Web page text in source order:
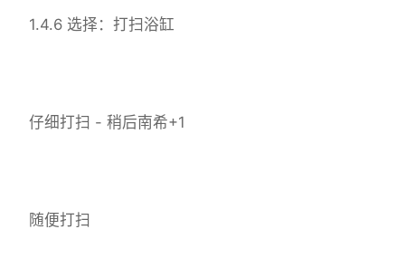
1.4.6 选择：打扫浴缸
仔细打扫 - 稍后南希+1
随便打扫